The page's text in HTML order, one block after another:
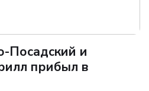
Посадский и
прибыл в